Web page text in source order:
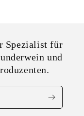
Spezialist für
und